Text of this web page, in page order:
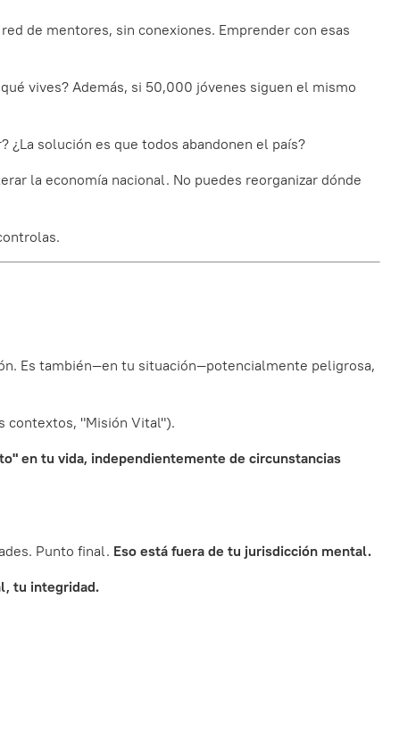
de mentores, sin conexiones. Emprender con esas
vives? Además, si 50,000 jóvenes siguen el mismo
¿La solución es que todos abandonen el país?
la economía nacional. No puedes reorganizar dónde
Es también—en tu situación—potencialmente peligrosa,
contextos, "Misión Vital").
en tu vida, independientemente de circunstancias
Punto final. Eso está fuera de tu jurisdicción mental.
tu integridad.